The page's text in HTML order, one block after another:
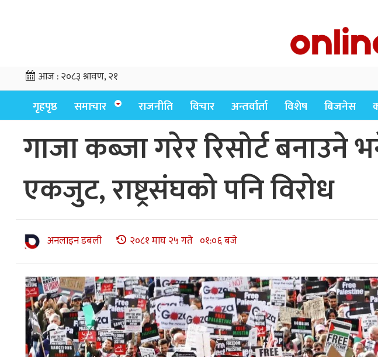
आज :२०८३ श्रावण, २१
गृहपृष्ठ समाचार राजनीति विचार अन्तर्वार्ता विशेष बिजनेस
गाजा कब्जा गरेर रिसोर्ट बनाउने
एकजुट, राष्ट्रसंघको पनि विरोध
अनलाइन डबली २०८१ माघ २५ गते ०१:०६ बजे